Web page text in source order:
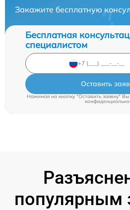
Закажите бесплатную
Бесплатная
специалистом
Оставить
Нажимая на кнопку "Оставить заявку"
популярным